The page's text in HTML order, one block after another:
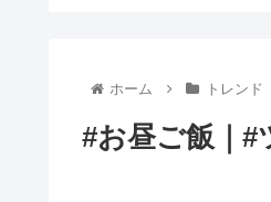
ホーム トレンド
#お昼ご飯｜